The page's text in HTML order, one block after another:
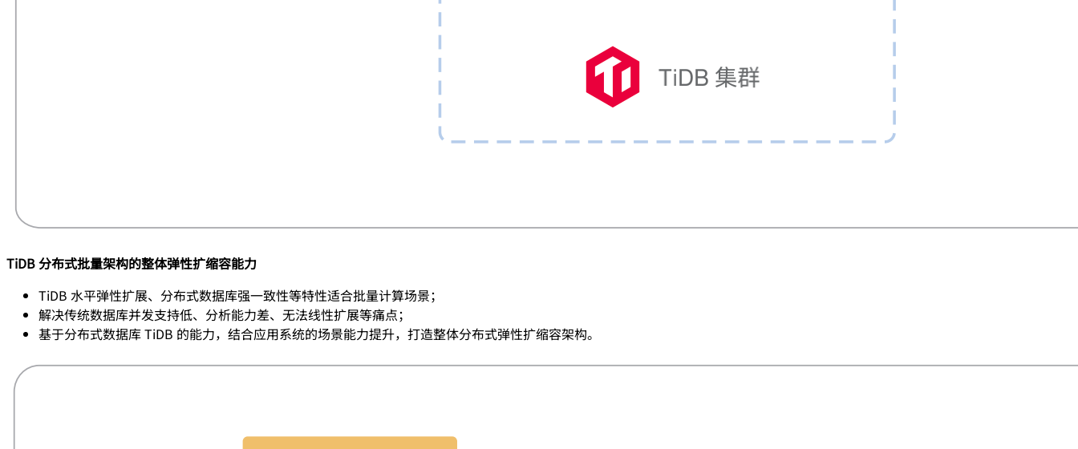
TiDB 分布式批量架构的整体弹性扩缩容能力
TiDB 水平弹性扩展、分布式数据库强一致性等特性适合批量计算场景；
解决传统数据库并发支持低、分析能力差、无法线性扩展等痛点；
基于分布式数据库 TiDB 的能力，结合应用系统的场景能力提升，打造整体分布式弹性扩缩容架构。